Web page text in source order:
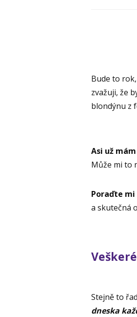
Bude to
zvažuji, že
blondýnu z
Asi už
Může mi to
Poraďte mi
a skutečná
Stejně to
dneska